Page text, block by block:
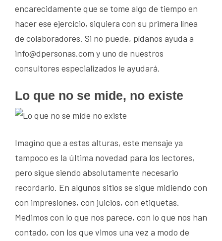
encarecidamente que se tome algo de tiempo en
hacer ese ejercicio, siquiera con su primera línea
de colaboradores. Si no puede, pídanos ayuda a
info@dpersonas.com y uno de nuestros
consultores especializados le ayudará.
Lo que no se mide, no existe
Imagino que a estas alturas, este mensaje ya
tampoco es la última novedad para los lectores,
pero sigue siendo absolutamente necesario
recordarlo. En algunos sitios se sigue midiendo con
con impresiones, con juicios, con etiquetas.
Medimos con lo que nos parece, con lo que nos han
contado, con los que vimos una vez a modo de